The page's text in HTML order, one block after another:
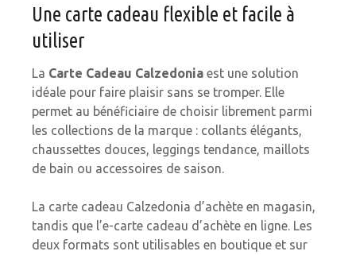
Une carte cadeau flexible et facile à
utiliser
La Carte Cadeau Calzedonia est une solution
idéale pour faire plaisir sans se tromper. Elle
permet au bénéficiaire de choisir librement parmi
les collections de la marque : collants élégants,
chaussettes douces, leggings tendance, maillots
de bain ou accessoires de saison.
La carte cadeau Calzedonia d’achète en magasin,
tandis que l’e-carte cadeau d’achète en ligne. Les
deux formats sont utilisables en boutique et sur